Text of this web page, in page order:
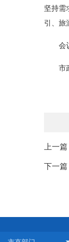
坚持需
引、旅
会
市
上一
下一